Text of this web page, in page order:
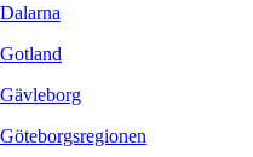
Dalarna
Gotland
Gävleborg
Göteborgsregionen